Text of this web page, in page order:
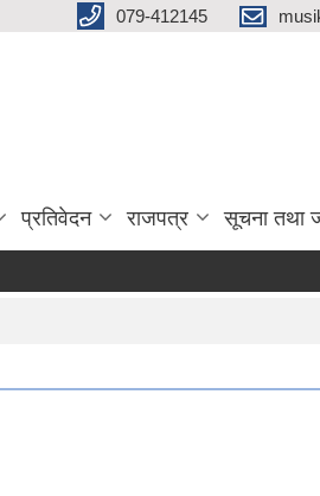
079-412145
प्रतिवेदन राजपत्र सूचना तथा